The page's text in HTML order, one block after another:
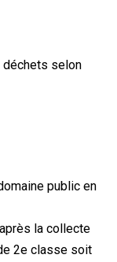
déchets selon
public en
la collecte
2e classe soit